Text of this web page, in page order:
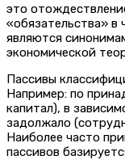
это
«обязательства» в
являются
экономической
Пассивы
Например: по
капитал), в
задолжало
Наиболее часто
пассивов